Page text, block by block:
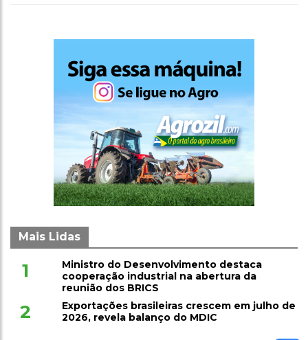
Mais Lidas
1
Ministro do Desenvolvimento destaca
cooperação industrial na abertura da
reunião dos BRICS
2
Exportações brasileiras crescem em julho de
2026, revela balanço do MDIC